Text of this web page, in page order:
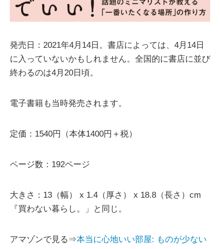
発売日：2021年4月14日。書店によっては、4月14日
に入っていないかもしれません。全国的に書店に並び
終わるのは4月20日頃。
電子書籍も当時発売されます。
定価：1540円（本体1400円＋税）
ページ数：192ページ
大きさ：13（幅） x 1.4（厚さ） x 18.8（長さ）cm
『買わない暮らし。」と同じ。
アマゾンで見る⇒本当に心地いい部屋: ものが少ない